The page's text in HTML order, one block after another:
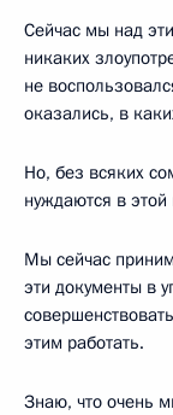
Сейчас мы над
никаких
не
оказались, в
Но, без всяких
нуждаются в
Мы сейчас
эти документы в
этим работать.
Знаю, что очень